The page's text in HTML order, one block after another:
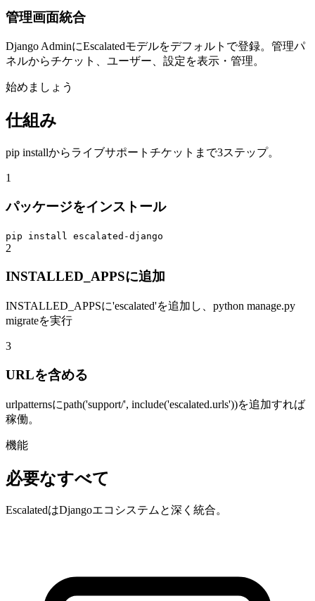
管理画面統合
Django AdminにEscalatedモデルをデフォルトで登録。管理パ
ネルからチケット、ユーザー、設定を表示・管理。
始めましょう
仕組み
pip installからライブサポートチケットまで3ステップ。
1
パッケージをインストール
pip install escalated-django
2
INSTALLED_APPSに追加
INSTALLED_APPSに'escalated'を追加し、python manage.py
migrateを実行
3
URLを含める
urlpatternsにpath('support/', include('escalated.urls'))を追加すれば
稼働。
機能
必要なすべて
EscalatedはDjangoエコシステムと深く統合。